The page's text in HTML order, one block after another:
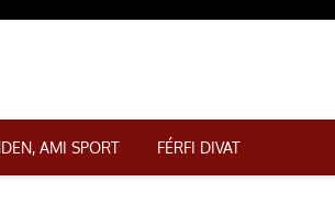
AMI SPORT FÉRFI DIVAT